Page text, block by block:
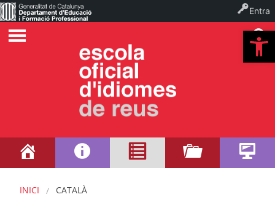
INICI CATALÀ
Entra